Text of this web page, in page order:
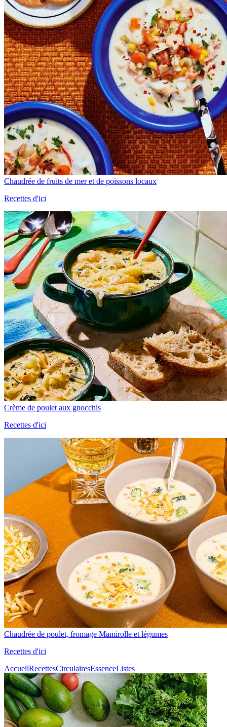
Chaudrée de fruits de mer et de poissons locaux
Recettes d'ici
Crème de poulet aux gnocchis
Recettes d'ici
Chaudrée de poulet, fromage Mamirolle et légumes
Recettes d'ici
AccueilRecettesCirculairesEssenceListes